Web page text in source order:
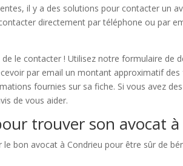
il y a des solutions pour contacter un
directement par téléphone ou par
le contacter ! Utilisez notre formulaire de
par email un montant approximatif
fournies sur sa fiche. Si vous avez
de vous aider.
trouver son avocat
bon avocat à Condrieu pour être sûr de